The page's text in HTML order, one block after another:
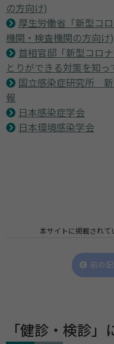
の方向け)
厚生労働省「新型コ
機関・検査機関の方向け)
首相官邸「新型コロ
とりができる対策を知っ
国立感染症研究所 新
報
日本感染症学会
日本環境感染学会
本サイトに掲載されて
前の
「健診・検診